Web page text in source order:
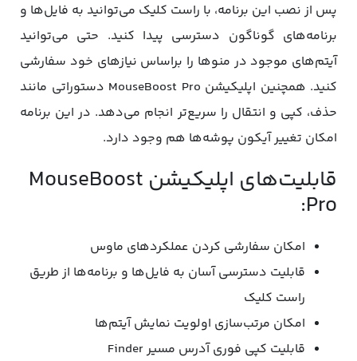
پس از نصب این برنامه، با راست کلیک می‌توانید به فایل‌ها و
برنامه‌های گوناگون دسترسی پیدا کنید. حتی می‌توانید
آیتم‌های موجود در منوها را براساس نیازهای خود سفارشی
کنید. همچنین اپلیکیشن MouseBoost Pro دستوراتی مانند
حذف، کپی و انتقال را سریع‌تر انجام می‌دهد. در این برنامه
امکان تغییر آیکون پوشه‌ها هم وجود دارد.
قابلیت‌های اپلیکیشن MouseBoost
Pro:
امکان سفارشی کردن عملکردهای ماوس
قابلیت دسترسی آسان به فایل‌ها و برنامه‌ها از طریق
راست‌ کلیک
امکان مرتب‌سازی اولویت نمایش آیتم‌ها
قابلیت کپی فوری آدرس مسیر Finder